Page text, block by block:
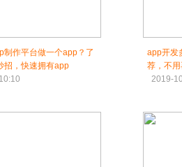
制作平台做一个app？了
招，快速拥有app
app开发
荐，不用
2019-